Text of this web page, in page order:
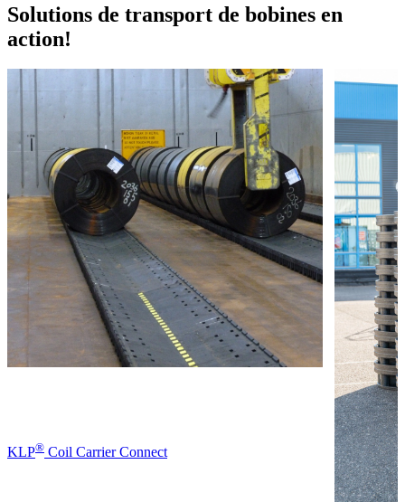
Solutions de transport de bobines en
action!
KLP® Coil Carrier Connect